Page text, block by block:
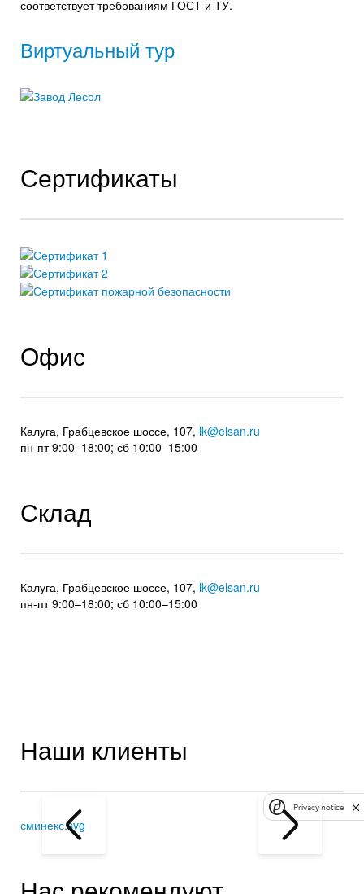
соответствует требованиям ГОСТ и ТУ.
Виртуальный тур
Сертификаты
Офис
Калуга, Грабцевское шоссе, 107, lk@elsan.ru
пн-пт 9:00–18:00; сб 10:00–15:00
Склад
Калуга, Грабцевское шоссе, 107, lk@elsan.ru
пн-пт 9:00–18:00; сб 10:00–15:00
Наши клиенты
сминекс.svg
Privacy notice